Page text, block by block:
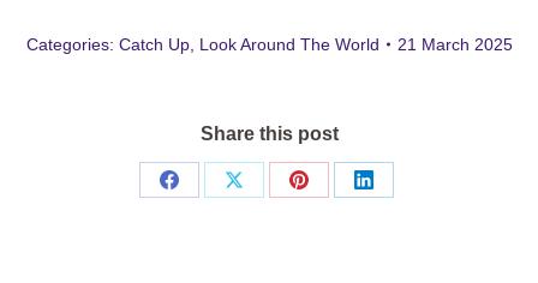
Categories: Catch Up, Look Around The World 21 March 2025
Share this post
Share
Share
Share
Share